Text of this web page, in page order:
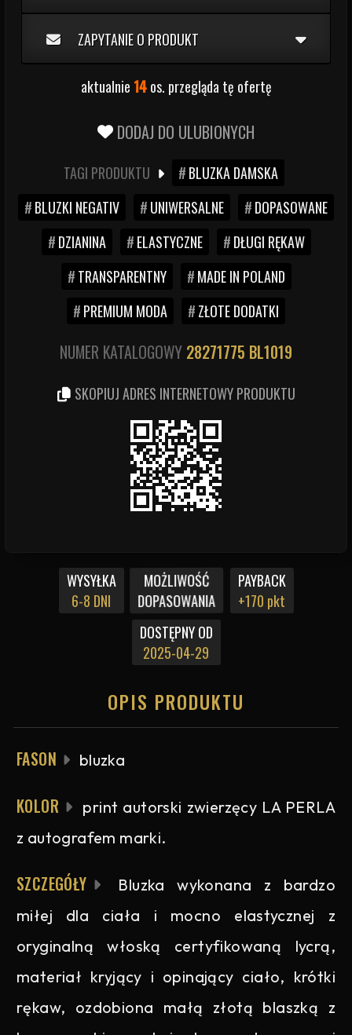
WYSYŁKA
6-8 DNI
MOŻLIWOŚĆ
DOPASOWANIA
PAYBACK
+170 pkt
DOSTĘPNY OD
2025-04-29
OPIS PRODUKTU
FASON bluzka
KOLOR
print autorski zwierzęcy LA PERLA
z autografem marki.
SZCZEGÓŁY
Bluzka wykonana z bardzo
miłej dla ciała i mocno elastycznej z
oryginalną włoską certyfikowaną lycrą,
materiał kryjący i opinający ciało, krótki
rękaw, ozdobiona małą złotą blaszką z
ZAPYTANIE O PRODUKT
aktualnie 14os. przegląda tę ofertę
DODAJ DO ULUBIONYCH
TAGI PRODUKTU
BLUZKA DAMSKA
BLUZKI NEGATIV
UNIWERSALNE
DOPASOWANE
DZIANINA
ELASTYCZNE
DŁUGI RĘKAW
TRANSPARENTNY
MADE IN POLAND
PREMIUM MODA
ZŁOTE DODATKI
NUMER KATALOGOWY 28271775 BL1019
SKOPIUJ ADRES INTERNETOWY PRODUKTU